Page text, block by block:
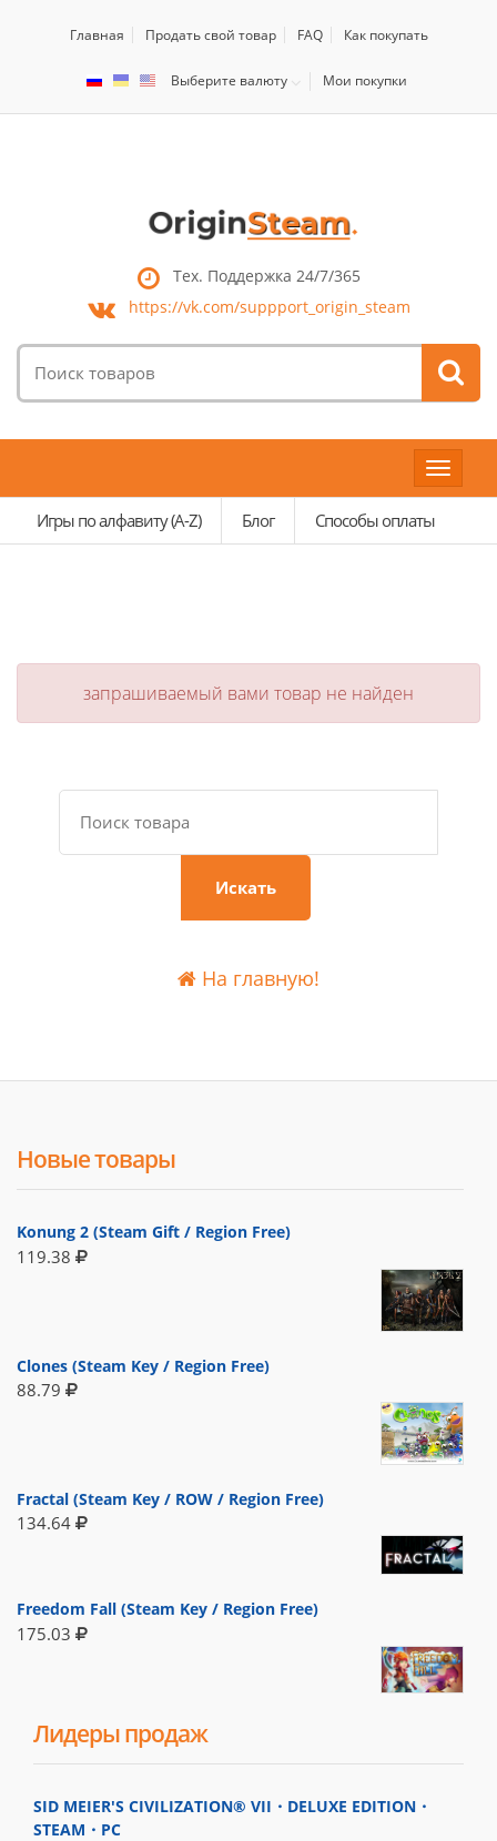
Главная Продать свой товар FAQ Как покупать
Выберите валюту Мои покупки
Тех. Поддержка 24/7/365
https://vk.com/suppport_origin_steam
товаров:
Toggle
Игры по алфавиту (A-Z)
Блог Способы оплаты
запрашиваемый вами товар не найден
Искать
На главную!
Новые товары
Konung 2 (Steam Gift / Region Free)
119.38
Clones (Steam Key / Region Free)
88.79
Fractal (Steam Key / ROW / Region Free)
134.64
Freedom Fall (Steam Key / Region Free)
175.03
Лидеры продаж
SID MEIER'S CIVILIZATION® VII・DELUXE EDITION・
STEAM・PC